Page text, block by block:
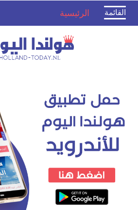
Toggle
navigation
القائمة الرئيسية